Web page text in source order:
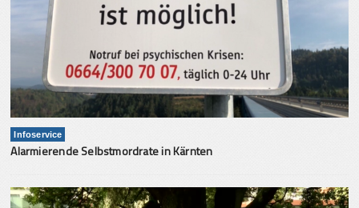
Infoservice
Alarmierende Selbstmordrate in Kärnten